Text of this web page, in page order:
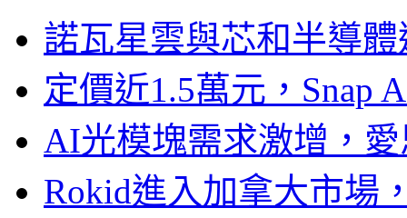
諾瓦星雲與芯和半導
定價近1.5萬元，Snap
AI光模塊需求激增，
Rokid進入加拿大市場